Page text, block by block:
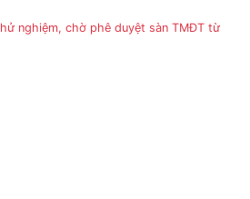
nghiệm, chờ phê duyệt sàn TMĐT từ